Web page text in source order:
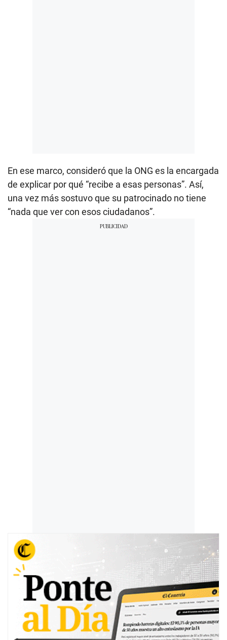
En ese marco, consideró que la ONG es la encargada
de explicar por qué “recibe a esas personas”. Así,
una vez más sostuvo que su patrocinado no tiene
“nada que ver con esos ciudadanos”.